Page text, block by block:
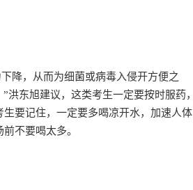
降，从而为细菌或病毒入侵开方便之
东旭建议，这类考生一定要按时服药，
要记住，一定要多喝凉开水，加速人体
不要喝太多。